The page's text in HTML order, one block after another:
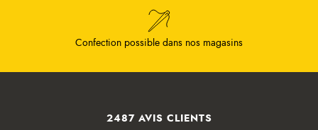
Confection possible dans nos magasins
2487 AVIS CLIENTS